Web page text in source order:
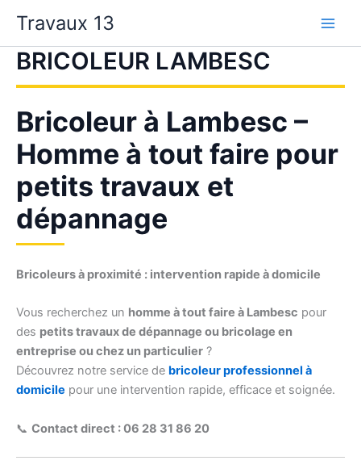
contenu
Travaux 13
BRICOLEUR LAMBESC
Bricoleur à Lambesc –
Homme à tout faire pour
petits travaux et
dépannage
Bricoleurs à proximité : intervention rapide à domicile
Vous recherchez un homme à tout faire à Lambesc pour
des petits travaux de dépannage ou bricolage en
entreprise ou chez un particulier ?
Découvrez notre service de bricoleur professionnel à
domicile pour une intervention rapide, efficace et soignée.
📞 Contact direct : 06 28 31 86 20